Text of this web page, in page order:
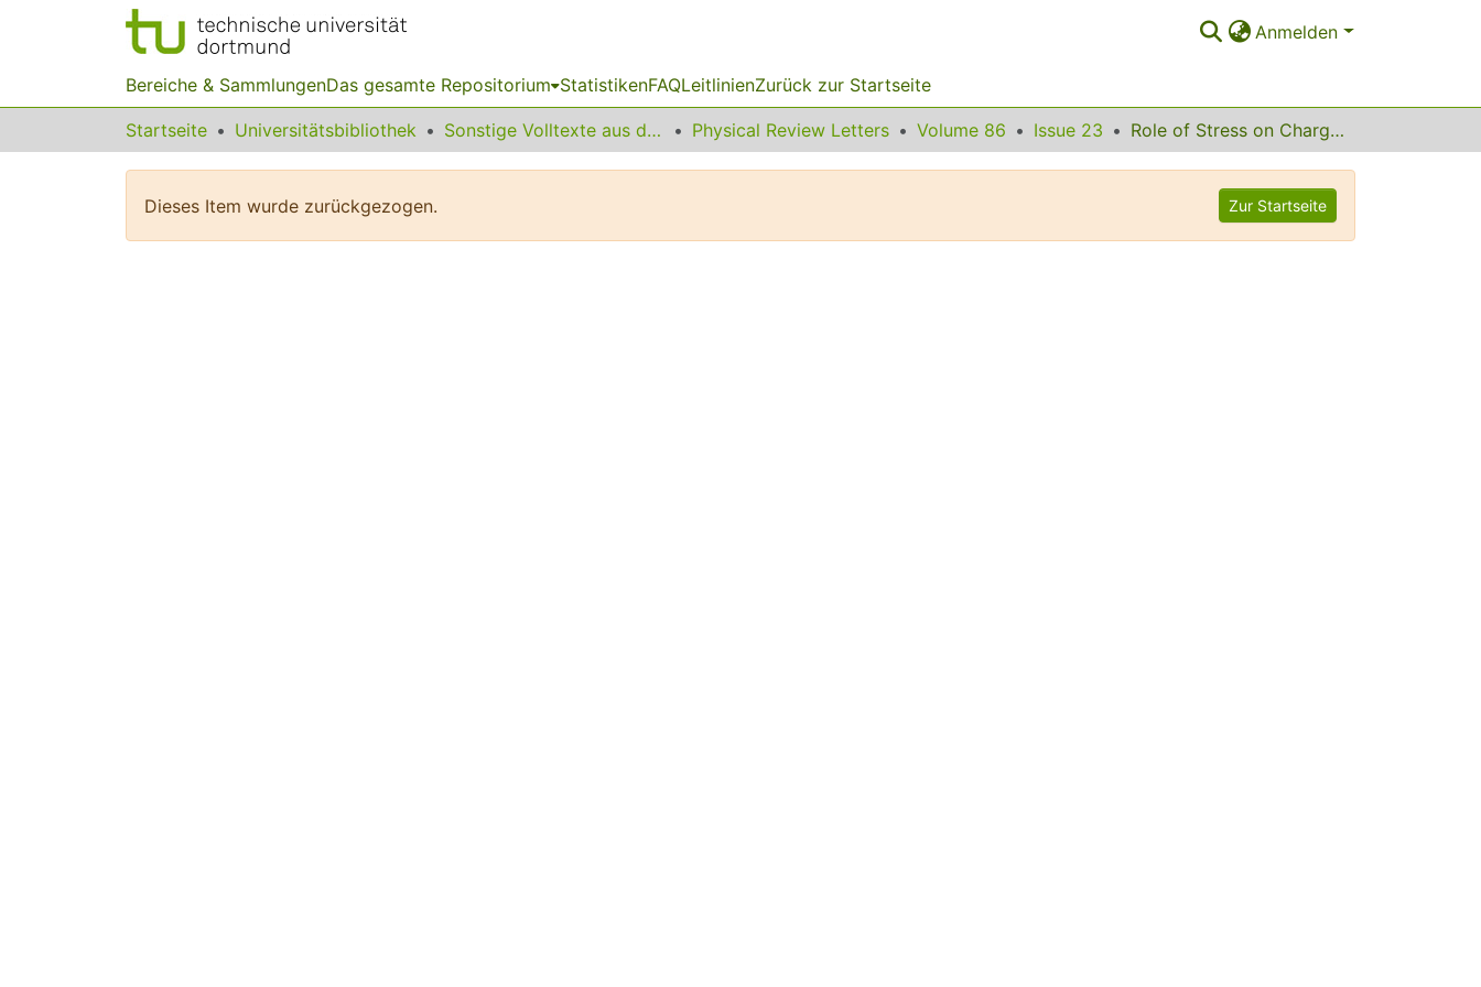
Anmelden
Bereiche & SammlungenDas gesamte Repositorium StatistikenFAQLeitlinienZurück zur Startseite
Startseite Universitätsbibliothek Sonstige Volltexte aus dem Bibliotheksangebot Physical Review Letters Volume 86 Issue 23 Role of Stress on Charge Transfer through Self-Assembled Alkanethiol Monolayers on AuK.-A. Son
Dieses Item wurde zurückgezogen. Zur Startseite